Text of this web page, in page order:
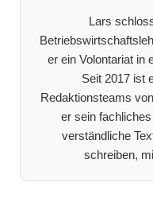
Lars
er ein Volontariat in
Seit 2017 ist
Redaktionsteams
er sein
verständliche
schreiben,